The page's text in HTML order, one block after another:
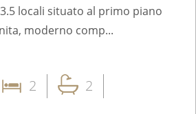
locali situato al primo piano
moderno comp...
2 2